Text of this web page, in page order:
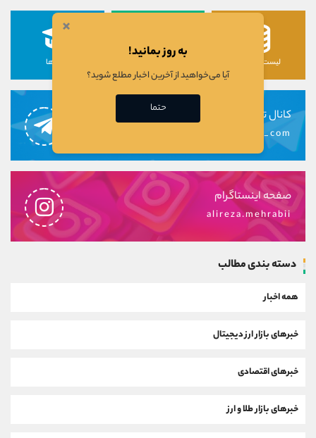
لیست رمزارزها دوره ها
کانال تلگرام
alirezamehrabi_com
صفحه اینستاگرام
alireza.mehrabii
دسته بندی مطالب
همه اخبار
خبرهای بازار ارز دیجیتال
خبرهای اقتصادی
خبرهای بازار طلا و ارز
×
به روز بمانید!
آیا می‌خواهید از آخرین اخبار مطلع شوید؟
حتما